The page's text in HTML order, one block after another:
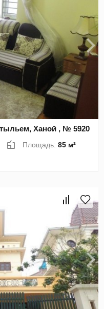
Ханой , № 5920
Площадь:85 м²